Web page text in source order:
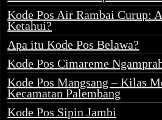
Kode Pos Air Rambai Curup:
Ketahui?
Apa itu Kode Pos Belawa?
Kode Pos Cimareme
Kode Pos Mangsang – Kilas
Kecamatan Palembang
Kode Pos Sipin Jambi